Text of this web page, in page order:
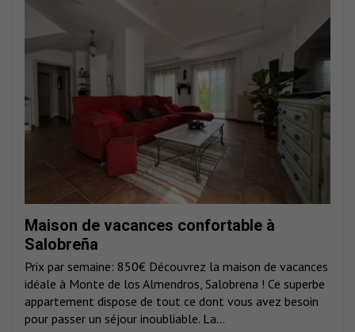
Maison de vacances confortable à
Salobreña
Prix par semaine: 850€ Découvrez la maison de vacances
idéale à Monte de los Almendros, Salobrena ! Ce superbe
appartement dispose de tout ce dont vous avez besoin
pour passer un séjour inoubliable. La...